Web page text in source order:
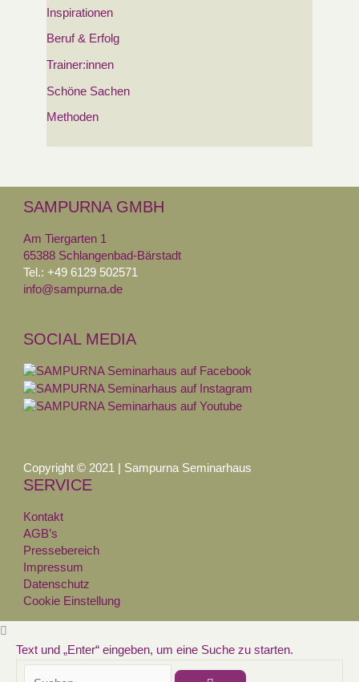
Inspirationen
Beruf & Erfolg
Trainer:innen
Schöne Sachen
Methoden
SAMPURNA GMBH
Am Tiergarten 1
65388 Schlangenbad-Bärstadt
Tel.: +49 6129 502571
info@sampurna.de
SOCIAL MEDIA
Copyright © 2021 | Sampurna Seminarhaus
SERVICE
Kontakt
AGB’s
Pressebereich
Impressum
Datenschutz
Cookie Einstellung
Text und „Enter“ eingeben, um eine Suche zu starten.